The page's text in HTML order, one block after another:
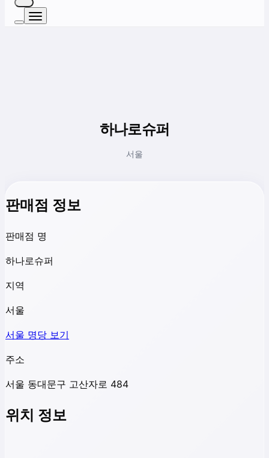
하나로슈퍼
서울
판매점 정보
판매점 명
하나로슈퍼
지역
서울
서울 명당 보기
주소
서울 동대문구 고산자로 484
위치 정보